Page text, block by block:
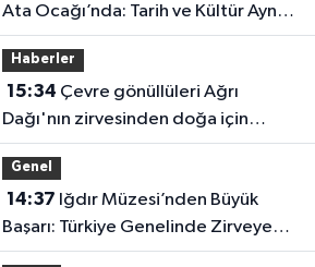
Ata Ocağı’nda: Tarih ve Kültür Aynı
Çatı Altında Buluştu
Haberler
15:34
Dağı'nın zirvesinden doğa için
seslendi
Genel
14:37
Başarı: Türkiye Genelinde Zirveye
Yerleşti!